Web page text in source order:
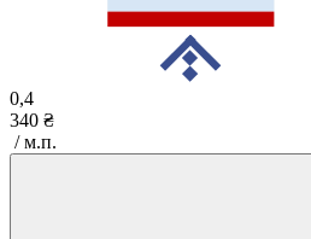
0,4
340 ₴
/ м.п.